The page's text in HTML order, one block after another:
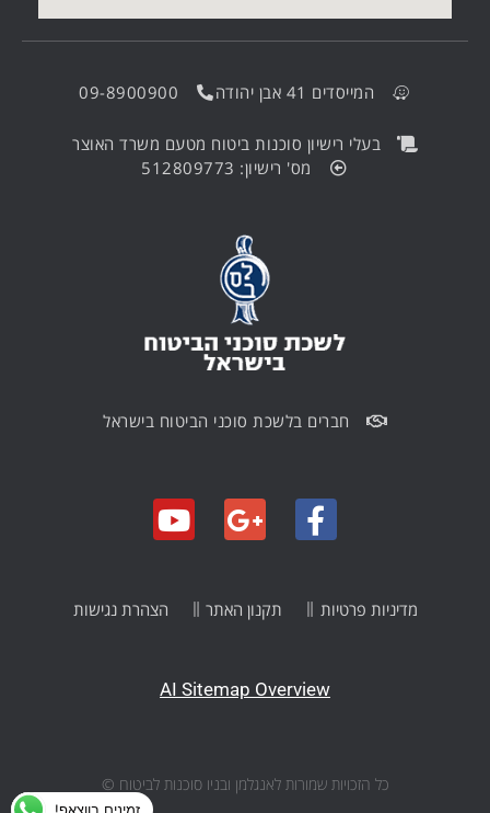
המייסדים 41 אבן יהודה 09-8900900
בעלי רישיון סוכנות ביטוח מטעם משרד האוצר
מס' רישיון: 512809773
חברים בלשכת סוכני הביטוח בישראל
כל הזכויות שמורות לאנגלמן ובניו סוכנות לביטוח ©
AI Sitemap Overview
מדיניות פרטיות תקנון האתר הצהרת נגישות